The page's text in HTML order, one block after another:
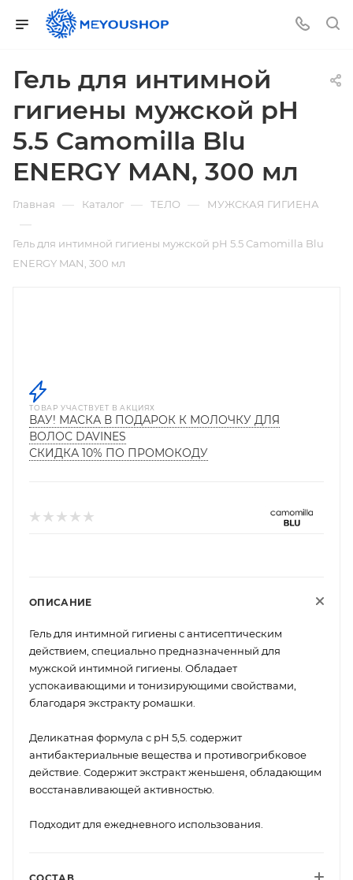
Гель для интимной
гигиены мужской pH
5.5 Camomilla Blu
ENERGY MAN, 300 мл
Главная — Каталог — ТЕЛО — МУЖСКАЯ ГИГИЕНА
—
Гель для интимной гигиены мужской pH 5.5 Camomilla Blu
ENERGY MAN, 300 мл
ТОВАР УЧАСТВУЕТ В АКЦИЯХ
ВАУ! МАСКА В ПОДАРОК К МОЛОЧКУ ДЛЯ
ВОЛОС DAVINES
СКИДКА 10% ПО ПРОМОКОДУ
ОПИСАНИЕ
Гель для интимной гигиены с антисептическим
действием, специально предназначенный для
мужской интимной гигиены. Обладает
успокаивающими и тонизирующими свойствами,
благодаря экстракту ромашки.
Деликатная формула с рН 5,5. содержит
антибактериальные вещества и противогрибковое
действие. Содержит экстракт женьшеня, обладающим
восстанавливающей активностью.
Подходит для ежедневного использования.